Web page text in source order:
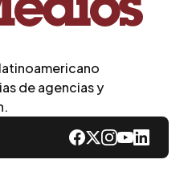
de agencias y